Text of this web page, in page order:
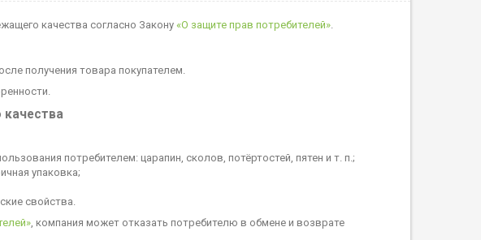
качества согласно Закону «О защите прав потребителей».
получения товара покупателем.
потребителем: царапин, сколов, потёртостей, пятен и т. п.;
упаковка;
свойства.
, компания может отказать потребителю в обмене и возврате